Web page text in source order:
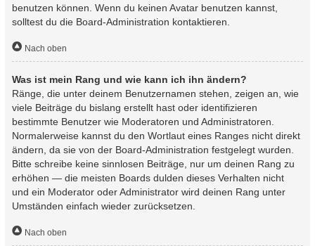
benutzen können. Wenn du keinen Avatar benutzen kannst,
solltest du die Board-Administration kontaktieren.
Nach oben
Was ist mein Rang und wie kann ich ihn ändern?
Ränge, die unter deinem Benutzernamen stehen, zeigen an, wie
viele Beiträge du bislang erstellt hast oder identifizieren
bestimmte Benutzer wie Moderatoren und Administratoren.
Normalerweise kannst du den Wortlaut eines Ranges nicht direkt
ändern, da sie von der Board-Administration festgelegt wurden.
Bitte schreibe keine sinnlosen Beiträge, nur um deinen Rang zu
erhöhen — die meisten Boards dulden dieses Verhalten nicht
und ein Moderator oder Administrator wird deinen Rang unter
Umständen einfach wieder zurücksetzen.
Nach oben